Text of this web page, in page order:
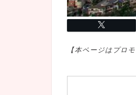
【本ページはプロモ